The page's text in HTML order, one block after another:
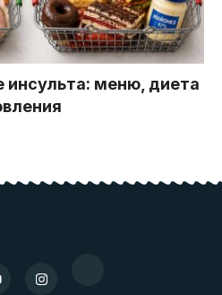
инсульта: меню, диета